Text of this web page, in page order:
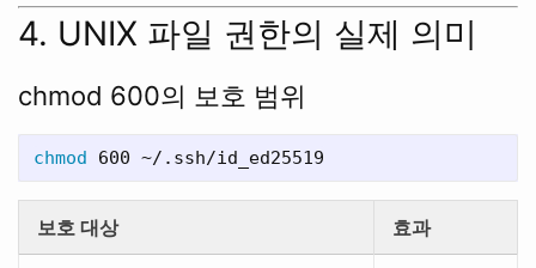
4. UNIX 파일 권한의 실제 의미
chmod 600의 보호 범위
chmod
보호 대상 효과